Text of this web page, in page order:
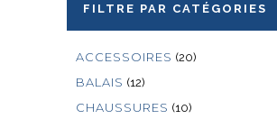
FILTRE PAR CATÉGORIES
ACCESSOIRES (20)
BALAIS (12)
CHAUSSURES (10)